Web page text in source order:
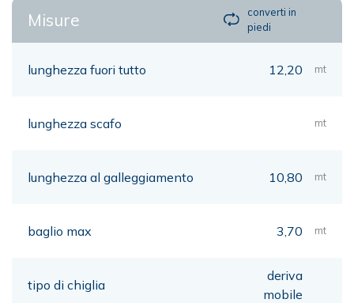
Misure
converti in
piedi
lunghezza fuori tutto 12,20 mt
lunghezza scafo mt
lunghezza al galleggiamento 10,80 mt
baglio max 3,70 mt
tipo di chiglia
deriva
mobile